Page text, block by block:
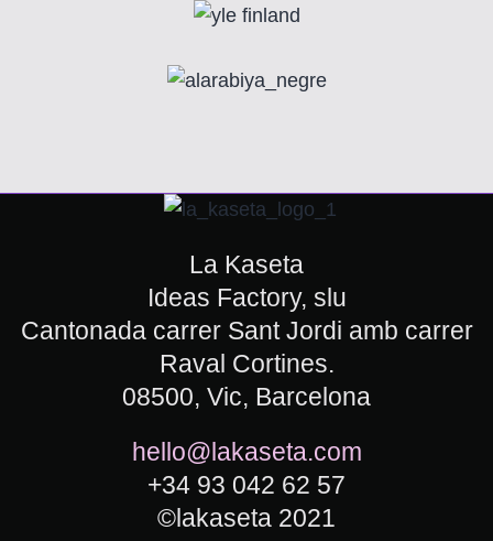
La Kaseta
Ideas Factory, slu
Cantonada carrer Sant Jordi amb carrer
Raval Cortines.
08500, Vic, Barcelona
hello@lakaseta.com
+34 93 042 62 57
©lakaseta 2021